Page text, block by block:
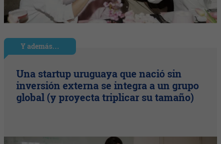
Y además…
Una startup uruguaya que nació sin
inversión externa se integra a un grupo
global (y proyecta triplicar su tamaño)